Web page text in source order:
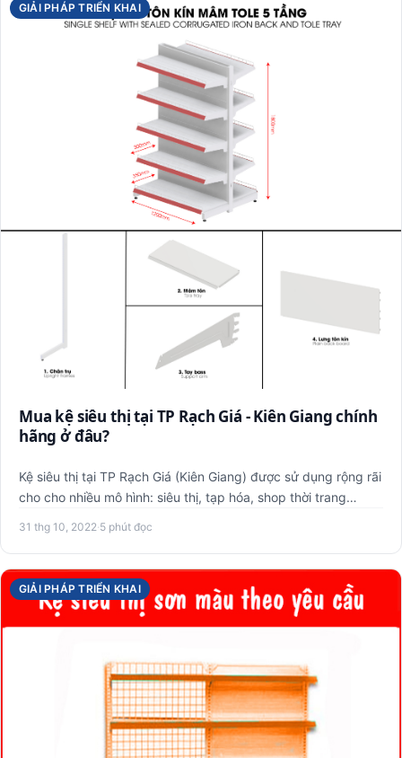
GIẢI PHÁP TRIỂN KHAI
Mua kệ siêu thị tại TP Rạch Giá - Kiên Giang chính
hãng ở đâu?
Kệ siêu thị tại TP Rạch Giá (Kiên Giang) được sử dụng rộng rãi
cho cho nhiều mô hình: siêu thị, tạp hóa, shop thời trang…
31 thg 10, 2022·5 phút đọc
GIẢI PHÁP TRIỂN KHAI